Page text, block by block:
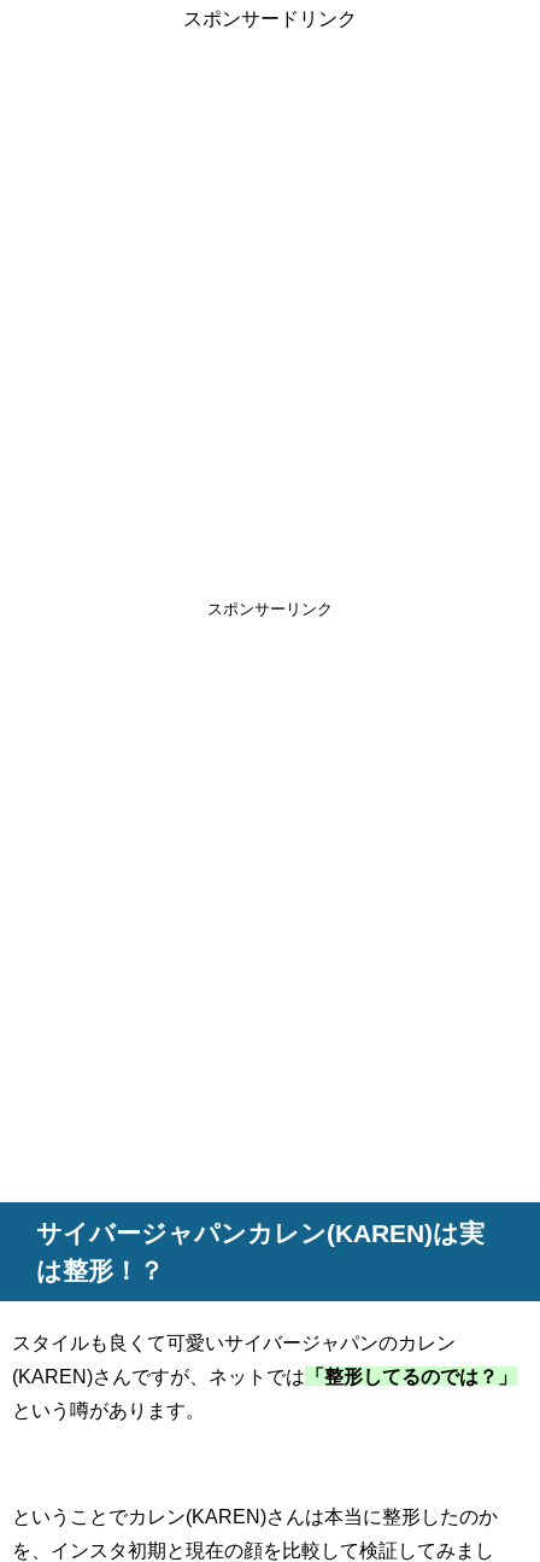
スポンサードリンク
スポンサーリンク
サイバージャパンカレン(KAREN)は実
は整形！？
スタイルも良くて可愛いサイバージャパンのカレン
(KAREN)さんですが、ネットでは 「整形してるのでは？」
という噂があります。
ということでカレン(KAREN)さんは本当に整形したのか
を、インスタ初期と現在の顔を比較して検証してみまし